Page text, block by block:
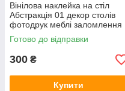
Вінілова наклейка на стіл
Абстракція 01 декор столів
фотодрук меблі заломлення
веселка грані 600х1200 мм
Готово до відправки
300 ₴
Купити